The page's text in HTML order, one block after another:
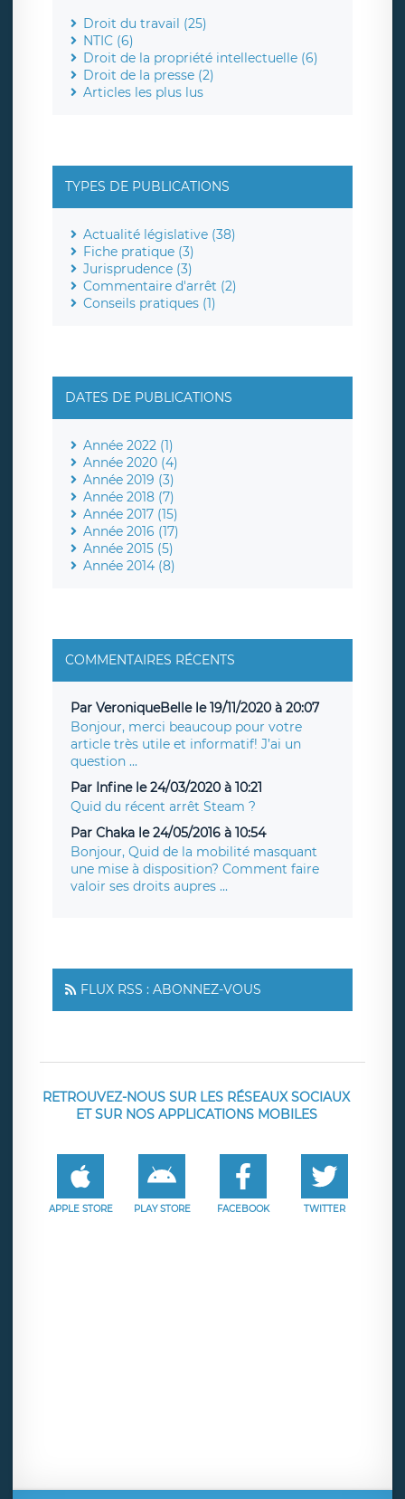
Droit du travail (25)
NTIC (6)
Droit de la propriété intellectuelle (6)
Droit de la presse (2)
Articles les plus lus
TYPES DE PUBLICATIONS
Actualité législative (38)
Fiche pratique (3)
Jurisprudence (3)
Commentaire d'arrêt (2)
Conseils pratiques (1)
DATES DE PUBLICATIONS
Année 2022 (1)
Année 2020 (4)
Année 2019 (3)
Année 2018 (7)
Année 2017 (15)
Année 2016 (17)
Année 2015 (5)
Année 2014 (8)
COMMENTAIRES RÉCENTS
Par VeroniqueBelle le 19/11/2020 à 20:07
Bonjour, merci beaucoup pour votre
article très utile et informatif! J’ai un
question ...
Par Infine le 24/03/2020 à 10:21
Quid du récent arrêt Steam ?
Par Chaka le 24/05/2016 à 10:54
Bonjour, Quid de la mobilité masquant
une mise à disposition? Comment faire
valoir ses droits aupres ...
FLUX RSS : ABONNEZ-VOUS
RETROUVEZ-NOUS SUR LES RÉSEAUX SOCIAUX
ET SUR NOS APPLICATIONS MOBILES
APPLE STORE PLAY STORE FACEBOOK TWITTER